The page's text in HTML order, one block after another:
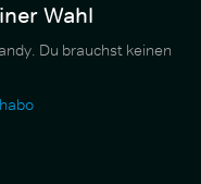
Wahl
Du brauchst keinen